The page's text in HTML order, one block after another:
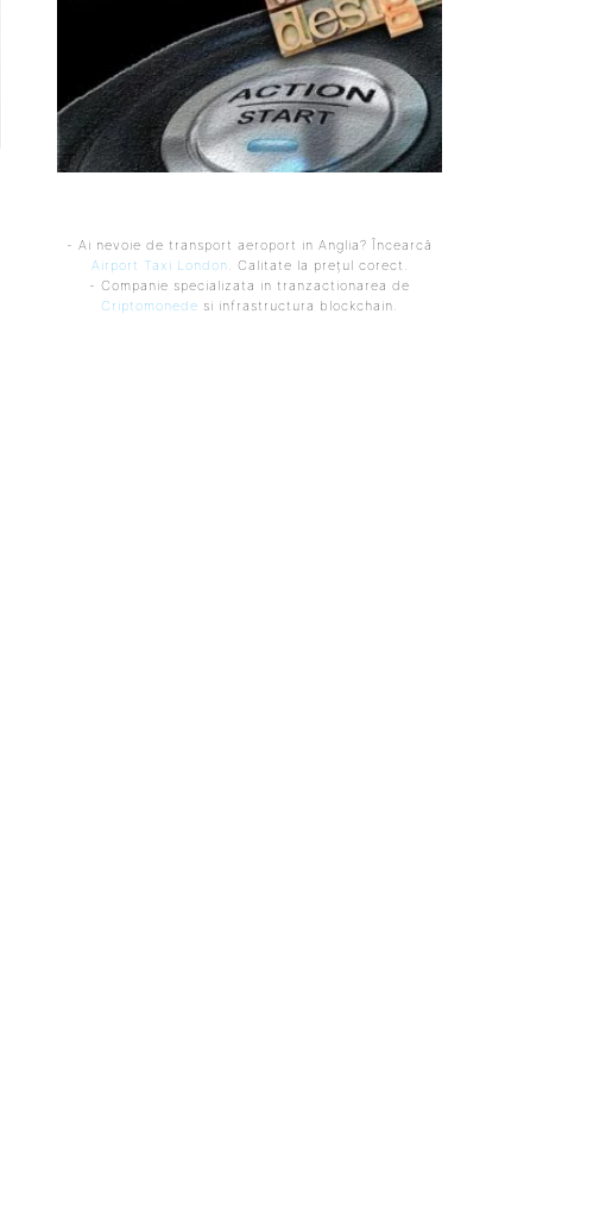
- Ai nevoie de transport aeroport in Anglia? Încearcă
Airport Taxi London. Calitate la prețul corect.
- Companie specializata in tranzactionarea de
Criptomonede si infrastructura blockchain.